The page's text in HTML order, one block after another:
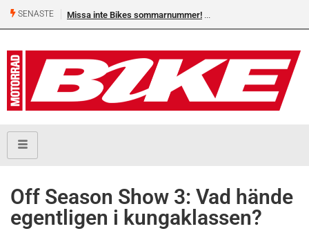
SENASTE Missa inte Bikes sommarnummer!
Off Season Show 3: Vad hände
egentligen i kungaklassen?